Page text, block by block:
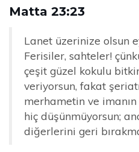
Matta 23:23
Lanet üzerinize olsun
Ferisiler, sahteler!
çeşit güzel kokulu
veriyorsun, fakat
merhametin ve
hiç düşünmüyorsun;
diğerlerini geri